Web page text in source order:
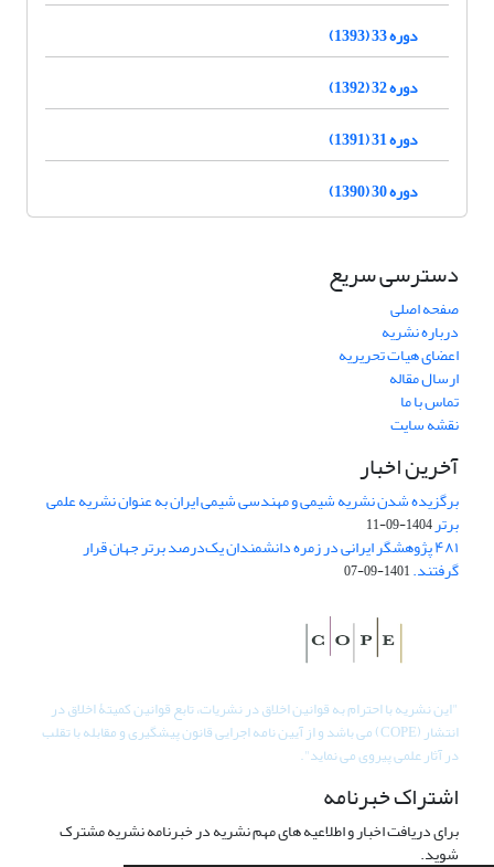
دوره 33 (1393)
دوره 32 (1392)
دوره 31 (1391)
دوره 30 (1390)
دسترسی سریع
صفحه اصلی
درباره نشریه
اعضای هیات تحریریه
ارسال مقاله
تماس با ما
نقشه سایت
آخرین اخبار
برگزیده شدن نشریه شیمی و مهندسی شیمی ایران به عنوان نشریه علمی
برتر1404-09-11
۴۸۱ پژوهشگر ایرانی در زمره دانشمندان یک‌درصد برتر جهان قرار
گرفتند.1401-09-07
"این نشریه با احترام به قوانین اخلاق در نشریات، تابع قوانین کمیتۀ اخلاق در
انتشار (COPE) می باشد و از آیین نامه اجرایی قانون پیشگیری و مقابله با تقلب
در آثار علمی پیروی می نماید".
اشتراک خبرنامه
برای دریافت اخبار و اطلاعیه های مهم نشریه در خبرنامه نشریه مشترک
شوید.